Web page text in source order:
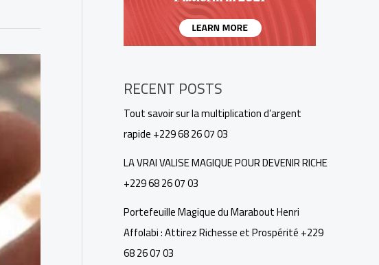
RECENT POSTS
Tout savoir sur la multiplication d’argent
rapide +229 68 26 07 03
LA VRAI VALISE MAGIQUE POUR DEVENIR RICHE
+229 68 26 07 03
Portefeuille Magique du Marabout Henri
Affolabi : Attirez Richesse et Prospérité +229
68 26 07 03